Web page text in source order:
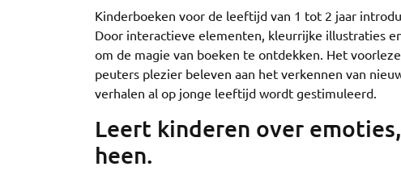
Kinderboeken voor de leeftijd van 1 tot 2 jaar
Door interactieve elementen, kleurrijke illustraties
om de magie van boeken te ontdekken. Het
peuters plezier beleven aan het verkennen van
verhalen al op jonge leeftijd wordt gestimuleerd.
Leert kinderen over
heen.